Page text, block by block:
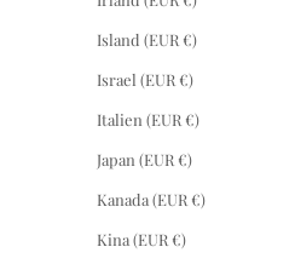
Island (EUR €)
Israel (EUR €)
Italien (EUR €)
Japan (EUR €)
Kanada (EUR €)
Kina (EUR €)